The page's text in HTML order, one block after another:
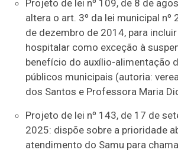
Projeto de lei nº 109, de 8 de
altera o art. 3º da lei municipal nº
de dezembro de 2014, para
hospitalar como exceção à
benefício do auxílio-alimentação
públicos municipais (autoria:
dos Santos e Professora Maria
Projeto de lei nº 143, de 17 de
2025: dispõe sobre a prioridade
atendimento do Samu para